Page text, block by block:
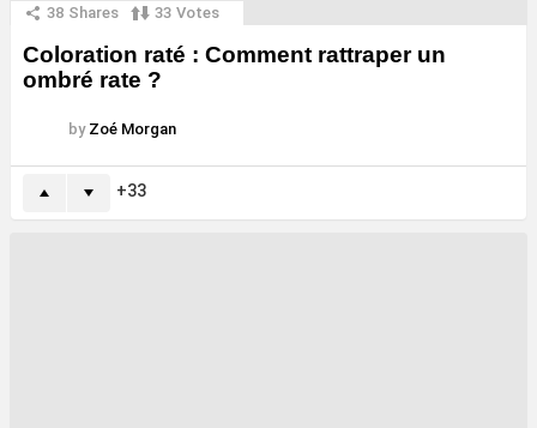
38 Shares 33 Votes
Coloration raté : Comment rattraper un
ombré rate ?
by Zoé Morgan
33